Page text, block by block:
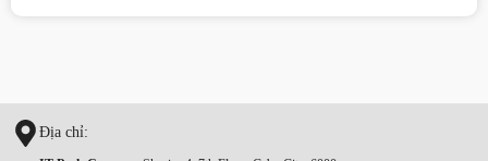
Địa chỉ: